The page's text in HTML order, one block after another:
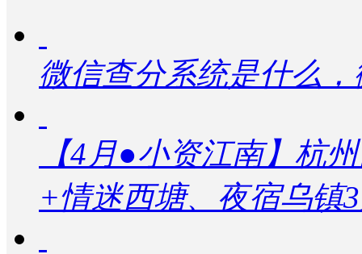
微信查分系统是什么
【4月●小资江南】杭
+情迷西塘、夜宿乌镇